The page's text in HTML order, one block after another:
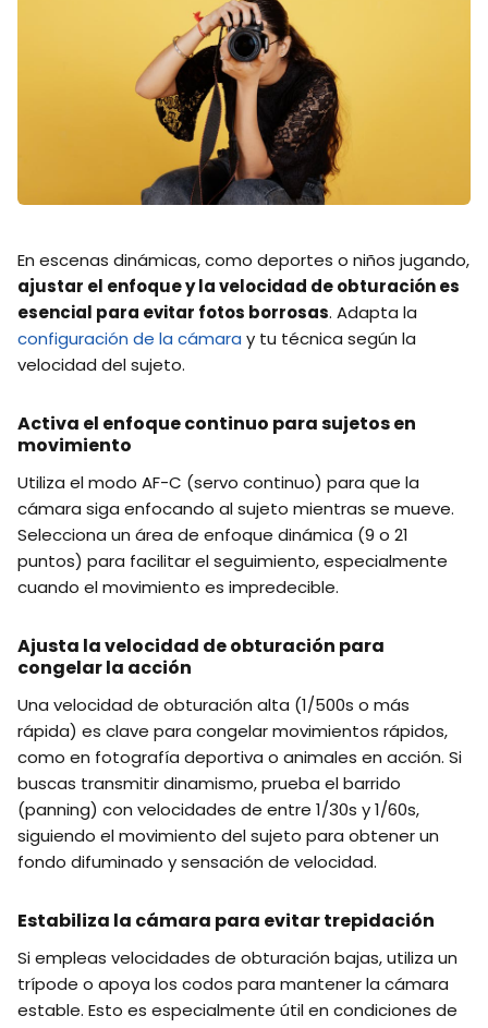
En escenas dinámicas, como deportes o niños jugando,
ajustar el enfoque y la velocidad de obturación es
esencial para evitar fotos borrosas. Adapta la
configuración de la cámara y tu técnica según la
velocidad del sujeto.
Activa el enfoque continuo para sujetos en
movimiento
Utiliza el modo AF-C (servo continuo) para que la
cámara siga enfocando al sujeto mientras se mueve.
Selecciona un área de enfoque dinámica (9 o 21
puntos) para facilitar el seguimiento, especialmente
cuando el movimiento es impredecible.
Ajusta la velocidad de obturación para
congelar la acción
Una velocidad de obturación alta (1/500s o más
rápida) es clave para congelar movimientos rápidos,
como en fotografía deportiva o animales en acción. Si
buscas transmitir dinamismo, prueba el barrido
(panning) con velocidades de entre 1/30s y 1/60s,
siguiendo el movimiento del sujeto para obtener un
fondo difuminado y sensación de velocidad.
Estabiliza la cámara para evitar trepidación
Si empleas velocidades de obturación bajas, utiliza un
trípode o apoya los codos para mantener la cámara
estable. Esto es especialmente útil en condiciones de